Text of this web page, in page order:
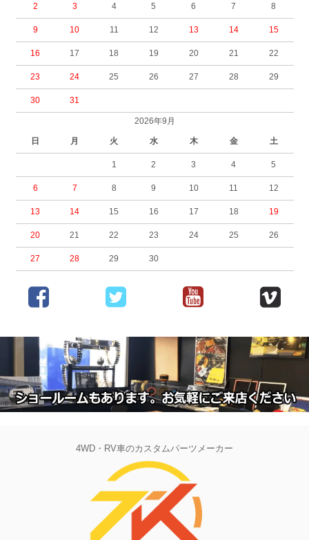
2 3 4 5 6 7 8
9 10 11 12 13 14 15
16 17 18 19 20 21 22
23 24 25 26 27 28 29
30 31
2026年9月
日 月 火 水 木 金 土
1 2 3 4 5
6 7 8 9 10 11 12
13 14 15 16 17 18 19
20 21 22 23 24 25 26
27 28 29 30
4WD・RV車のカスタムパーツメーカー